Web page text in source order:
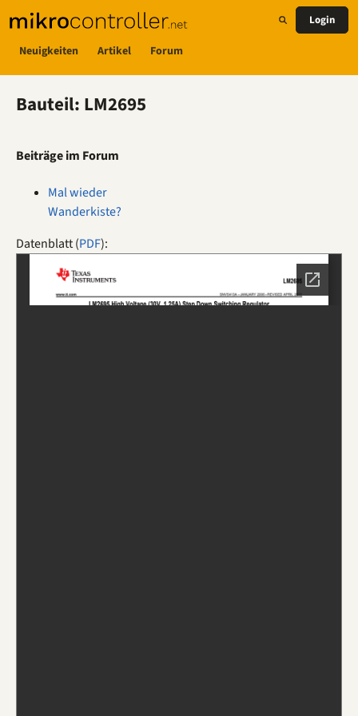
Neuigkeiten Artikel Forum
Login
Bauteil: LM2695
Beiträge im Forum
Mal wieder
Wanderkiste?
Datenblatt (PDF):